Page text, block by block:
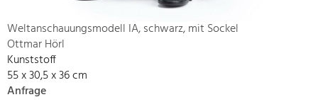
Weltanschauungsmodell IA, schwarz, mit Sockel
Ottmar Hörl
Kunststoff
55 x 30,5 x 36 cm
Anfrage